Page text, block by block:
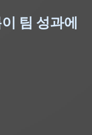
팀 성과에